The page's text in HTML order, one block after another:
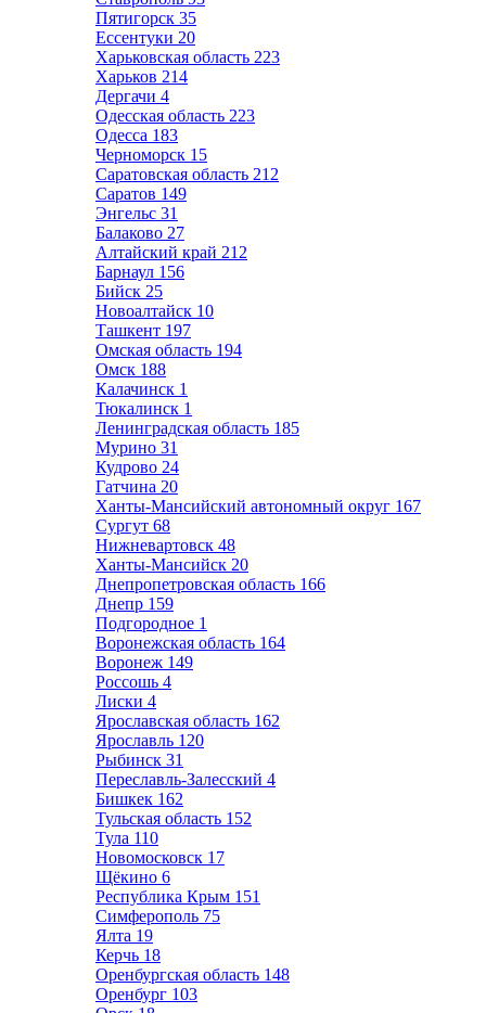
Пятигорск 35
Ессентуки 20
Харьковская область 223
Харьков 214
Дергачи 4
Одесская область 223
Одесса 183
Черноморск 15
Саратовская область 212
Саратов 149
Энгельс 31
Балаково 27
Алтайский край 212
Барнаул 156
Бийск 25
Новоалтайск 10
Ташкент 197
Омская область 194
Омск 188
Калачинск 1
Тюкалинск 1
Ленинградская область 185
Мурино 31
Кудрово 24
Гатчина 20
Ханты-Мансийский автономный округ 167
Сургут 68
Нижневартовск 48
Ханты-Мансийск 20
Днепропетровская область 166
Днепр 159
Подгородное 1
Воронежская область 164
Воронеж 149
Россошь 4
Лиски 4
Ярославская область 162
Ярославль 120
Рыбинск 31
Переславль-Залесский 4
Бишкек 162
Тульская область 152
Тула 110
Новомосковск 17
Щёкино 6
Республика Крым 151
Симферополь 75
Ялта 19
Керчь 18
Оренбургская область 148
Оренбург 103